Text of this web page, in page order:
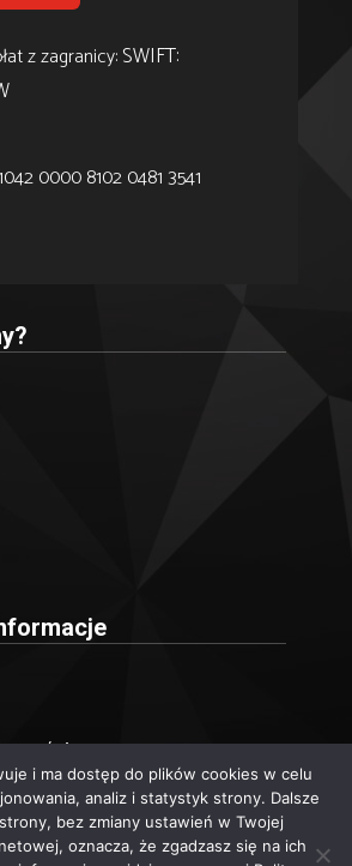
z zagranicy:SWIFT:
0000 8102 0481 3541
i ma dostęp do plików cookies w celu
analiz i statystyk strony. Dalsze
bez zmiany ustawień w Twojej
oznacza, że zgadzasz się na ich